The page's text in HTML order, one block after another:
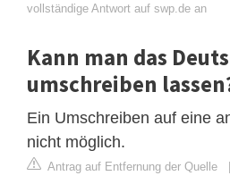
vollständige Antwort auf swp.de an
Kann man das
umschreiben
Ein Umschreiben auf eine
nicht möglich.
Antrag auf Entfernung der Quelle